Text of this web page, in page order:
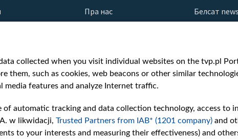
Пра нас
Кантакты
Як нас глядзець
Узнагароды
Міжнародная супраца
Ціск з боку ўладаў
Беларусі
Як нас падтрымаць
Белсат news
Белсат
Belsat
Biełsat PL
Белсат
Белсат
Белсат Doc
collected when you visit individual websites on the tvp.pl
them, such as cookies, web beacons or other similar
media features and analyze Internet traffic.
automatic tracking and data collection technology, access to
w likwidacji, Trusted Partners from IAB* (1201 company) and
to your interests and measuring their effectiveness) and